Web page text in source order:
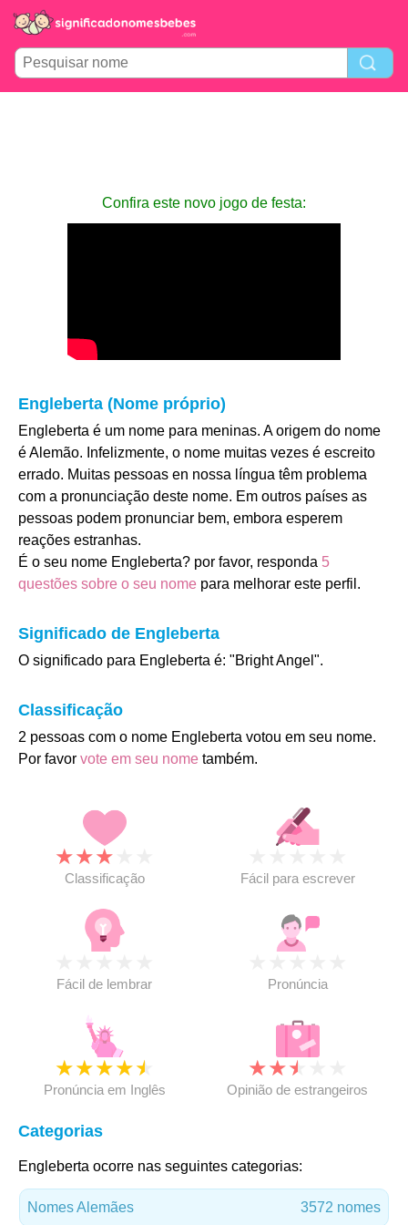
Confira este novo jogo de festa:
Engleberta (Nome próprio)
Engleberta é um nome para meninas. A origem do nome
é Alemão. Infelizmente, o nome muitas vezes é escreito
errado. Muitas pessoas en nossa língua têm problema
com a pronunciação deste nome. Em outros países as
pessoas podem pronunciar bem, embora esperem
reações estranhas.
É o seu nome Engleberta? por favor, responda 5
questões sobre o seu nome para melhorar este perfil.
Significado de Engleberta
O significado para Engleberta é: "Bright Angel".
Classificação
2 pessoas com o nome Engleberta votou em seu nome.
Por favor vote em seu nome também.
★★★
Classificação Fácil para escrever
Fácil de lembrar Pronúncia
★★★★★
Pronúncia em Inglês
★★★
Opinião de estrangeiros
Categorias
Engleberta ocorre nas seguintes categorias:
Nomes Alemães 3572 nomes